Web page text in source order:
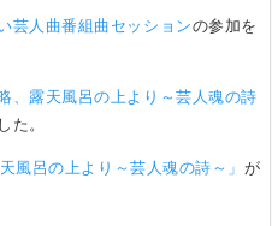
芸人曲番組曲セッションの参加を
、露天風呂の上より～芸人魂の詩
。
風呂の上より～芸人魂の詩～」 が